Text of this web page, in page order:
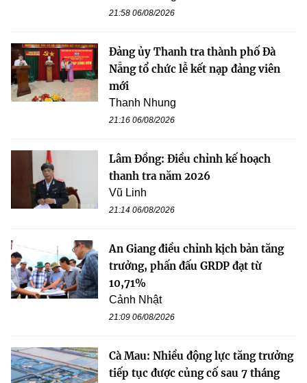
21:58 06/08/2026
Đảng ủy Thanh tra thành phố Đà
Nẵng tổ chức lễ kết nạp đảng viên
mới
Thanh Nhung
21:16 06/08/2026
Lâm Đồng: Điều chỉnh kế hoạch
thanh tra năm 2026
Vũ Linh
21:14 06/08/2026
An Giang điều chỉnh kịch bản tăng
trưởng, phấn đấu GRDP đạt từ
10,71%
Cảnh Nhật
21:09 06/08/2026
Cà Mau: Nhiều động lực tăng trưởng
tiếp tục được củng cố sau 7 tháng